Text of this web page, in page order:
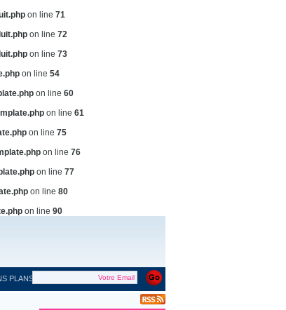
on line 71
on line 72
on line 73
on line 54
on line 60
on line 61
on line 75
on line 76
on line 77
on line 80
on line 90
PLANS